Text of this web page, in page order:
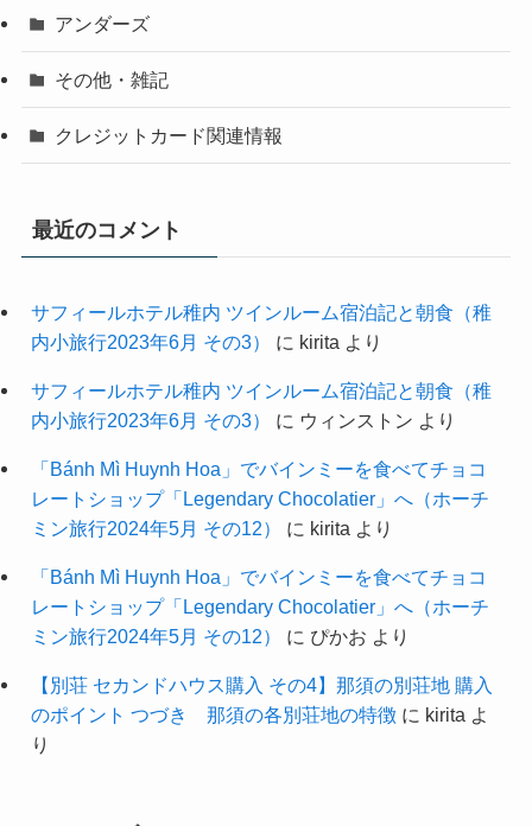
アンダーズ
その他・雑記
クレジットカード関連情報
最近のコメント
サフィールホテル稚内 ツインルーム宿泊記と朝食（稚
内小旅行2023年6月 その3）
に kirita より
サフィールホテル稚内 ツインルーム宿泊記と朝食（稚
内小旅行2023年6月 その3）
に ウィンストン より
「Bánh Mì Huynh Hoa」でバインミーを食べてチョコ
レートショップ「Legendary Chocolatier」へ（ホーチ
ミン旅行2024年5月 その12）
に kirita より
「Bánh Mì Huynh Hoa」でバインミーを食べてチョコ
レートショップ「Legendary Chocolatier」へ（ホーチ
ミン旅行2024年5月 その12）
に ぴかお より
【別荘 セカンドハウス購入 その4】那須の別荘地 購入
のポイント つづき 那須の各別荘地の特徴に kirita よ
り